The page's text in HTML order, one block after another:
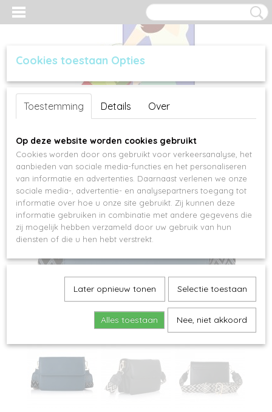
Inloggen Registreren
Cookies toestaan Opties
Toestemming Details Over
Op deze website worden cookies gebruikt
Cookies worden door ons gebruikt voor verkeersanalyse, het
aanbieden van sociale media-functies en het personaliseren
van informatie en advertenties. Daarnaast verlenen we onze
sociale media-, advertentie- en analysepartners toegang tot
informatie over hoe u onze site gebruikt. Zij kunnen deze
informatie gebruiken in combinatie met andere gegevens die
zij mogelijk hebben verzameld door uw gebruik van hun
diensten of die u hen hebt verstrekt.
Later opnieuw tonen Selectie toestaan
Alles toestaan Nee, niet akkoord